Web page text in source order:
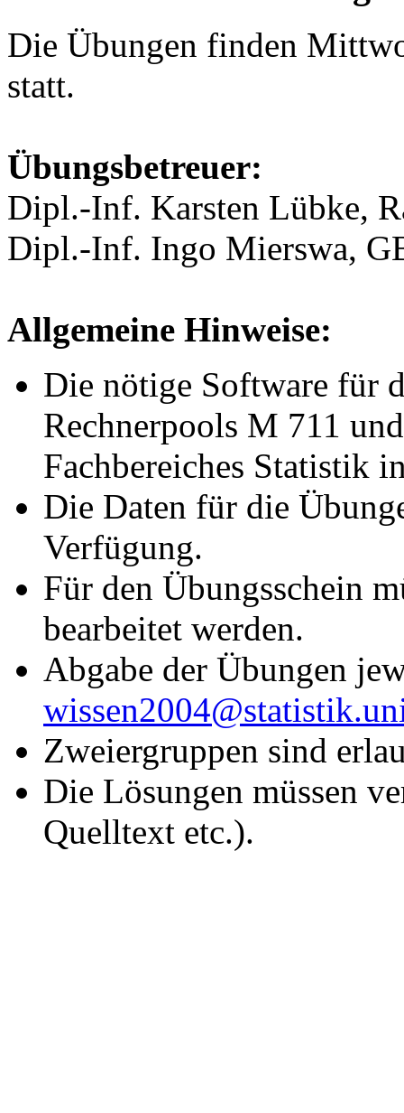
Die Übungen finden
statt.
Übungsbetreuer:
Dipl.-Inf. Karsten Lübke,
Dipl.-Inf. Ingo Mierswa,
Allgemeine Hinweise:
Die nötige Software für
Rechnerpools M 711
Fachbereiches Statistik
Die Daten für die
Verfügung.
Für den Übungsschein
bearbeitet werden.
Abgabe der Übungen
Zweiergruppen sind
Die Lösungen müssen
Quelltext etc.).